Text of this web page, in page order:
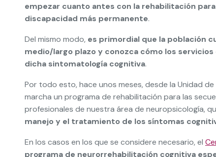
empezar cuanto antes con la rehabilitación
discapacidad más permanente.
Del mismo modo, es primordial que la población
medio/largo plazo y conozca cómo los
dicha sintomatología cognitiva.
Por todo esto, hace unos meses, desde la Unidad
marcha un programa de rehabilitación para las
profesionales de nuestra área de neuropsicología,
manejo y el tratamiento de los síntomas
En los casos en los que se considere necesario, el
programa de neurorrehabilitación cognitiva